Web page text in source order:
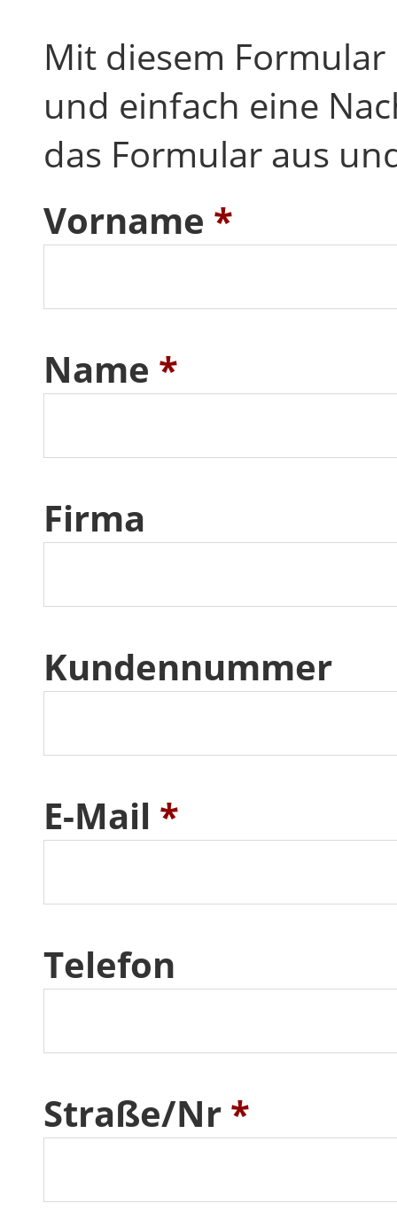
Mit diesem
und einfach eine
das Formular aus
Vorname *
Name *
Firma
Kundennummer
E-Mail *
Telefon
Straße/Nr *